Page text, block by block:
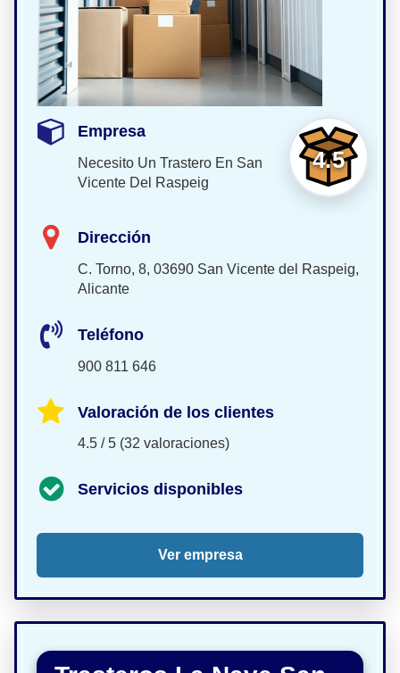
4.5
Empresa
Necesito Un Trastero En San
Vicente Del Raspeig
Dirección
C. Torno, 8, 03690 San Vicente del Raspeig,
Alicante
Teléfono
900 811 646
Valoración de los clientes
4.5 / 5 (32 valoraciones)
Servicios disponibles
Ver empresa